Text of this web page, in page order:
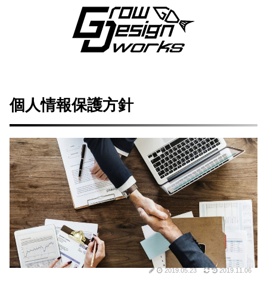
個人情報保護方針
2019.05.23 2019.11.06